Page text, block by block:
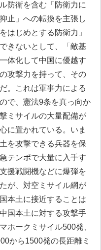
防衛を含む「防衛力に
止」への転換を主張し
はじめとする防衛力」
きないとして、「敵基
体化して中国に優越す
攻撃力を持って、その
。これは軍事力による
で、憲法9条を真っ向か
ミサイルの大量配備が
に置かれている。いま
を攻撃できる兵器を保
テンポで大量に入手す
援戦闘機などに爆弾を
が、対空ミサイル網が
本土に接近することは
国本土に対する攻撃手
ホークミサイル500発、
から1500発の長距離ミ